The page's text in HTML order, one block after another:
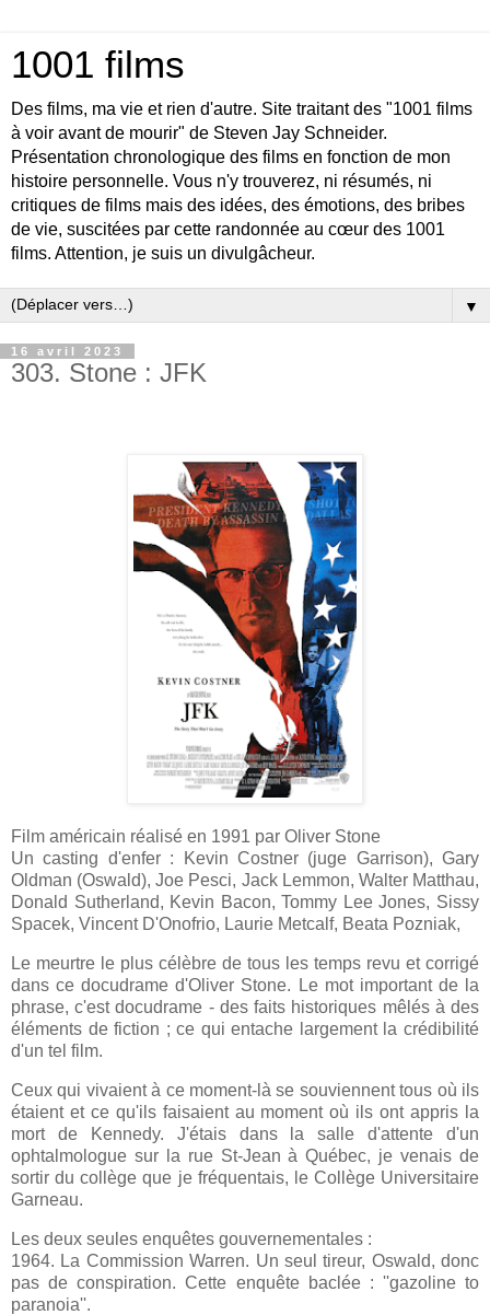
1001 films
Des films, ma vie et rien d'autre. Site traitant des "1001 films
à voir avant de mourir" de Steven Jay Schneider.
Présentation chronologique des films en fonction de mon
histoire personnelle. Vous n'y trouverez, ni résumés, ni
critiques de films mais des idées, des émotions, des bribes
de vie, suscitées par cette randonnée au cœur des 1001
films. Attention, je suis un divulgâcheur.
▼
16 avril 2023
303. Stone : JFK
Film américain réalisé en 1991 par Oliver Stone
Un casting d'enfer : Kevin Costner (juge Garrison), Gary
Oldman (Oswald), Joe Pesci, Jack Lemmon, Walter Matthau,
Donald Sutherland, Kevin Bacon, Tommy Lee Jones, Sissy
Spacek, Vincent D'Onofrio, Laurie Metcalf, Beata Pozniak,
Le meurtre le plus célèbre de tous les temps revu et corrigé
dans ce docudrame d'Oliver Stone. Le mot important de la
phrase, c'est docudrame - des faits historiques mêlés à des
éléments de fiction ; ce qui entache largement la crédibilité
d'un tel film.
Ceux qui vivaient à ce moment-là se souviennent tous où ils
étaient et ce qu'ils faisaient au moment où ils ont appris la
mort de Kennedy. J'étais dans la salle d'attente d'un
ophtalmologue sur la rue St-Jean à Québec, je venais de
sortir du collège que je fréquentais, le Collège Universitaire
Garneau.
Les deux seules enquêtes gouvernementales :
1964. La Commission Warren. Un seul tireur, Oswald, donc
pas de conspiration. Cette enquête baclée : ''gazoline to
paranoia''.